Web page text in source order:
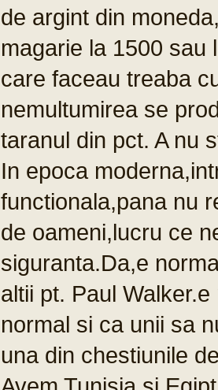
de argint din
magarie la 1500 sau
care faceau treaba
nemultumirea se
taranul din pct. A nu
In epoca
functionala,pana nu
de oameni,lucru ce
siguranta.Da,e
altii pt. Paul
normal si ca unii sa
una din chestiunile